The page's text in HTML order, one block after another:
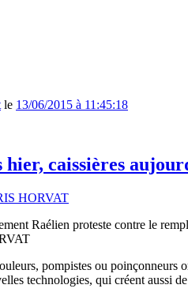
le 13/06/2015 à 11:45:18
hier, caissières
Raélien proteste contre le
pompistes ou poinçonneurs
technologies, qui créent aussi